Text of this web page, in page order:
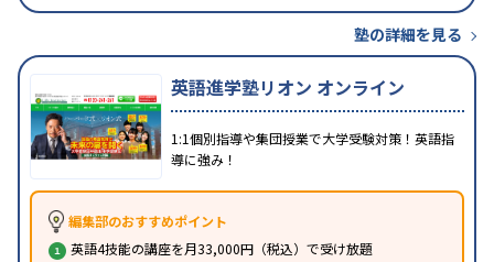
塾の詳細を見る
英語進学塾リオン オンライン
1:1個別指導や集団授業で大学受験対策！英語指
導に強み！
編集部のおすすめポイント
英語4技能の講座を月33,000円（税込）で受け放題